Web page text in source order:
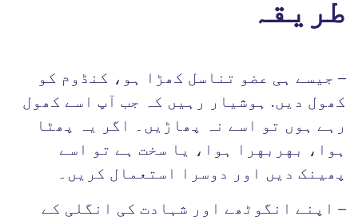
طریقہ
– جیسے ہی عضو تناسل کھڑا ہو، کنڈوم کو
کھول دیں. ہوشیار رہیں کہ جب آپ اسے کھول
رہے ہوں تو اسے نہ پھاڑیں۔ اگر یہ پھٹا
ہوا، بهربهرا ہوا، یا سخت ہے تو اسے
پھینک دیں اور دوسرا استعمال کریں۔
– اپنے انگوٹھے اور شہادت کی انگلی کے